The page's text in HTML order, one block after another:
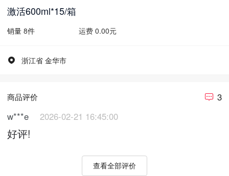
激活600ml*15/箱
销量 8件 运费 0.00元
浙江省 金华市
商品评价
3
w***e
2026-02-21 16:45:00
好评!
查看全部评价